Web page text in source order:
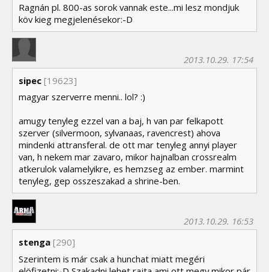
Ragnán pl. 800-as sorok vannak este...mi lesz mondjuk
köv kieg megjelenésekor:-D
sipec
2013.10.29. 17:54
[19623]
magyar szerverre menni.. lol? :)
amugy tenyleg ezzel van a baj, h van par felkapott
szerver (silvermoon, sylvanaas, ravencrest) ahova
mindenki attransferal. de ott mar tenyleg annyi player
van, h nekem mar zavaro, mikor hajnalban crossrealm
atkerulok valamelyikre, es hemzseg az ember. marmint
tenyleg, gep osszeszakad a shrine-ben.
stenga
2013.10.29. 16:53
[290]
Szerintem is már csak a hunchat miatt megéri